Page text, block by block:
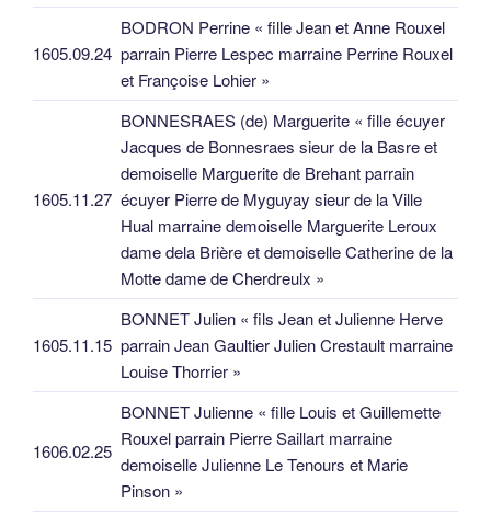
1605.09.24
BODRON Perrine « fille Jean et Anne Rouxel
parrain Pierre Lespec marraine Perrine Rouxel
et Françoise Lohier »
1605.11.27
BONNESRAES (de) Marguerite « fille écuyer
Jacques de Bonnesraes sieur de la Basre et
demoiselle Marguerite de Brehant parrain
écuyer Pierre de Myguyay sieur de la Ville
Hual marraine demoiselle Marguerite Leroux
dame dela Brière et demoiselle Catherine de la
Motte dame de Cherdreulx »
1605.11.15
BONNET Julien « fils Jean et Julienne Herve
parrain Jean Gaultier Julien Crestault marraine
Louise Thorrier »
1606.02.25
BONNET Julienne « fille Louis et Guillemette
Rouxel parrain Pierre Saillart marraine
demoiselle Julienne Le Tenours et Marie
Pinson »